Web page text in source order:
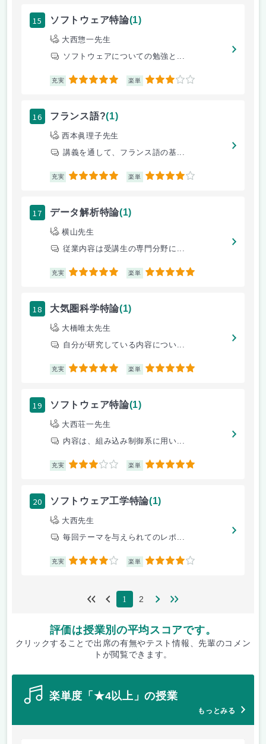
15 ソフトウェア特論(1)
大西惣一先生
ソフトウェアについての勉強と...
充実 5 楽単 3
16 フランス語?(1)
西本眞理子先生
講義を通して、フランス語の基...
充実 5 楽単 4
17 データ解析特論(1)
横山先生
従業内容は受講生の専門分野に...
充実 5 楽単 5
18 大気圏科学特論(1)
大橋唯太先生
自分が研究している内容につい...
充実 5 楽単 5
19 ソフトウェア特論(1)
大西荘一先生
内容は、組み込み制御系に用い...
充実 3 楽単 5
20 ソフトウェア工学特論(1)
大西先生
毎回テーマを与えられてのレポ...
充実 4 楽単 4
1 2
評価は授業別の平均スコアです。
クリックすることで出席の有無やテスト情報、先輩のコメン
トが閲覧できます。
楽単度「★4以上」の授業
もっとみる